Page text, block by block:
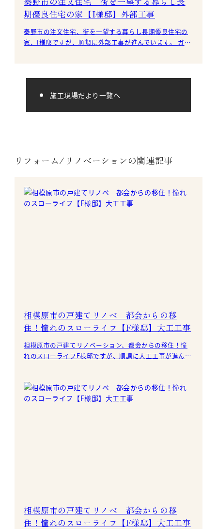
期優良住宅の家【I様邸】外部工事
秦野市の注文住宅、街を一望する暮らし長期優良住宅の
家、I様邸ですが、順調に外部工事が進んでいます。 ガル
施工現場だより一覧へ
リフォーム/リノベーションの関連記事
相模原市の戸建てリノベ 都会からの移
住！憧れのスローライフ【F様邸】大工工事
相模原市の戸建てリノベーション、都会からの移住！憧
れのスローライフF様邸ですが、順調に大工工事が進んで
相模原市の戸建てリノベ 都会からの移
住！憧れのスローライフ【F様邸】大工工事